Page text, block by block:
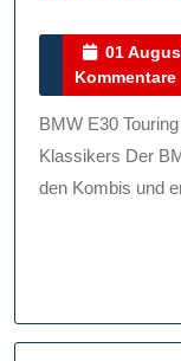
01
Kommentare
BMW E30 Touring Modellauto: Detailgetreue Miniatur eines
Klassikers Der
den Kombis und